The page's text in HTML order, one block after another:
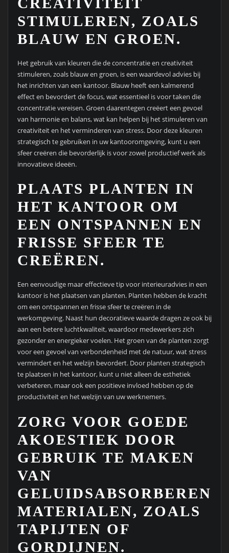
STIMULEREN, ZOALS
BLAUW EN GROEN.
Het gebruik van kleuren die de concentratie en creativiteit
stimuleren, zoals blauw en groen, is een waardevol advies bij
het inrichten van een kantoor. Blauw heeft een kalmerend
effect en bevordert de focus, wat essentieel is voor taken die
concentratie vereisen. Groen daarentegen creëert een gevoel
van harmonie en balans, wat kan helpen bij het stimuleren van
creativiteit en het verminderen van stress. Door deze kleuren
strategisch te gebruiken in uw kantooromgeving, kunt u een
sfeer creëren die bevorderlijk is voor zowel productief werk als
innovatieve ideeën.
PLAATS PLANTEN IN
HET KANTOOR OM
EEN ONTSPANNEN EN
FRISSE SFEER TE
CREËREN.
Een eenvoudige maar effectieve tip voor interieuradvies in een
kantoor is het plaatsen van planten. Planten hebben de kracht
om een ontspannen en frisse sfeer te creëren in de
werkomgeving. Naast hun decoratieve waarde dragen ze ook bij
aan een betere luchtkwaliteit, waardoor medewerkers zich
gezonder en energieker voelen. Het groen van de planten zorgt
voor een gevoel van verbondenheid met de natuur, wat stress
vermindert en het welzijn bevordert. Door planten strategisch
te plaatsen in het kantoor, kunt u niet alleen de esthetiek
verbeteren, maar ook een positieve invloed hebben op de
productiviteit en het welzijn van uw werknemers.
ZORG VOOR GOEDE
AKOESTIEK DOOR
GEBRUIK TE MAKEN
VAN
MATERIALEN, ZOALS
TAPIJTEN OF
GORDIJNEN.